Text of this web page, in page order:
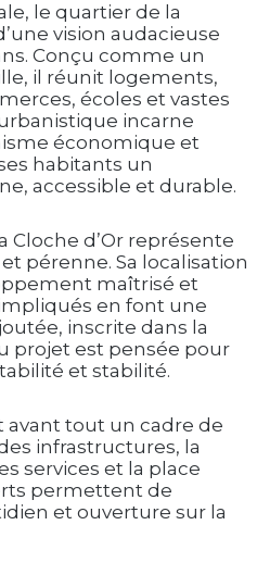
le quartier de la
vision audacieuse
Conçu comme un
il réunit logements,
écoles et vastes
incarne
économique et
habitants un
accessible et durable.
Cloche d’Or représente
pérenne. Sa localisation
maîtrisé et
en font une
inscrite dans la
projet est pensée pour
et stabilité.
avant tout un cadre de
infrastructures, la
services et la place
permettent de
et ouverture sur la